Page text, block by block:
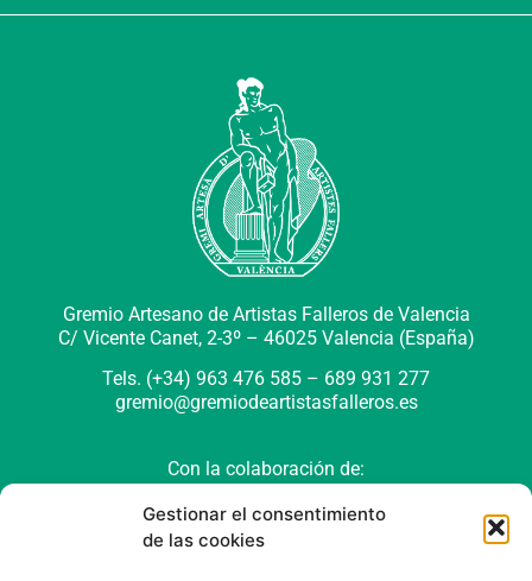
Gestionar el consentimiento
de las cookies
Gremio Artesano de Artistas Falleros de Valencia
C/ Vicente Canet, 2-3º – 46025 Valencia (España)
Tels. (+34) 963 476 585 – 689 931 277
gremio@gremiodeartistasfalleros.es
Con la colaboración de: